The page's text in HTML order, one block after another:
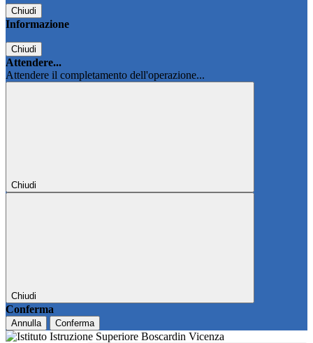
Chiudi
Informazione
Chiudi
Attendere...
Attendere il completamento dell'operazione...
Chiudi
Chiudi
Conferma
Annulla Conferma